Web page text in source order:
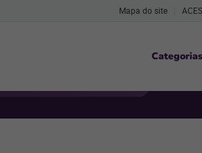
Mapa do site
Categorias